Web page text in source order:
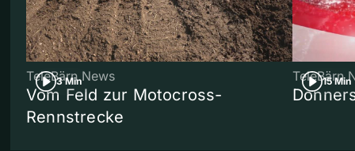
3 Min
TeleBärn News
Vom Feld zur Motocross-
Rennstrecke
15 Min
TeleBärn